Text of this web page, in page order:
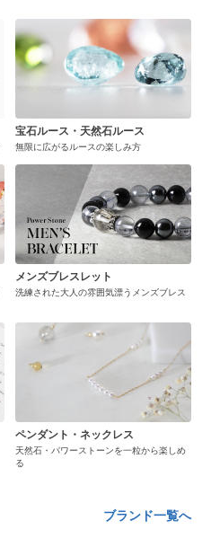
宝石ルース・天然石ルース
無限に広がるルースの楽しみ方
メンズブレスレット
洗練された大人の雰囲気漂うメンズブレス
ペンダント・ネックレス
天然石・パワーストーンを一粒から楽しめ
る
ブランド一覧へ